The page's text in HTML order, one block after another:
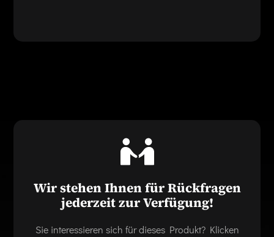
Wir stehen Ihnen für Rückfragen
jederzeit zur Verfügung!
Sie interessieren sich für dieses Produkt? Klicken